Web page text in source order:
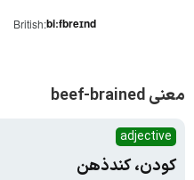
British:biːfbreɪnd
معنی beef-brained
adjective
کودن، کندذهن